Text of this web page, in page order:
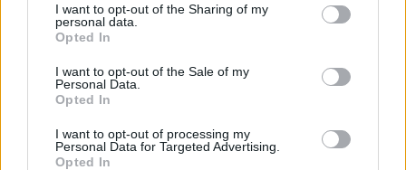
not limited to your visit or usage behaviour. You may click to
grant or deny consent to Google and its third-party tags to
use your data for below specified purposes in below Google
consent section.
I want to opt-out of the Sharing of my
personal data.
Opted In
I want to opt-out of the Sale of my
Personal Data.
Opted In
I want to opt-out of processing my
Personal Data for Targeted Advertising.
Opted In
αναγνωρισμένη και με ΔΙΑ ΒΙΟΥ ΙΣΧΥ)
Μόνο στην golearn προλαβαίνετε
να πάρετε την Πιστοποίηση
Υπολογιστών άμεσα και ΕΥΚΟΛΑ